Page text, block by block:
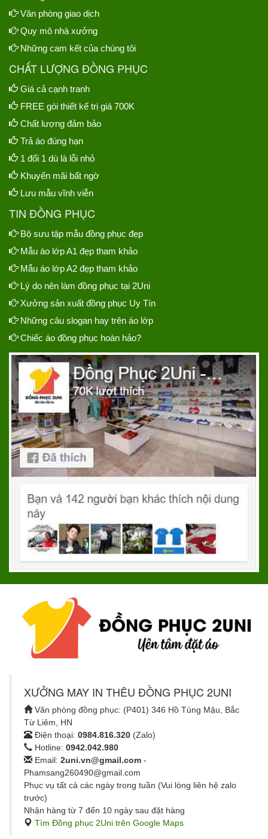
Văn phòng giao dịch
Quy mô nhà xưởng
Những cam kết của chúng tôi
CHẤT LƯỢNG ĐỒNG PHỤC
Giá cả cạnh tranh
FREE gói thiết kế trị giá 700K
Chất lượng đảm bảo
Trả áo đúng hạn
1 đổi 1 dù là lỗi nhỏ
Khuyến mãi bất ngờ
Lưu mẫu vĩnh viễn
TIN ĐỒNG PHỤC
Bộ sưu tập mẫu đồng phục đẹp
Mẫu áo lớp A1 đẹp tham khảo
Mẫu áo lớp A2 đẹp tham khảo
Lý do nên làm đồng phục tại 2Uni
Xưởng sản xuất đồng phục Uy Tín
Những câu slogan hay trên áo lớp
Chiếc áo đồng phục hoàn hảo?
XƯỞNG MAY IN THÊU ĐỒNG PHỤC 2UNI
Văn phòng đồng phục: (P401) 346 Hồ Tùng Mậu, Bắc
Từ Liêm, HN
Điện thoại: 0984.816.320 (Zalo)
Hotline: 0942.042.980
Email: 2uni.vn@gmail.com -
Phamsang260490@gmail.com
Phục vụ tất cả các ngày trong tuần (Vui lòng liên hệ zalo
trước)
Nhận hàng từ 7 đến 10 ngày sau đặt hàng
Tìm Đồng phục 2Uni trên Google Maps